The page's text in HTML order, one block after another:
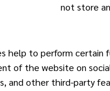
not store
help to perform certain
of the website on
and other third-party